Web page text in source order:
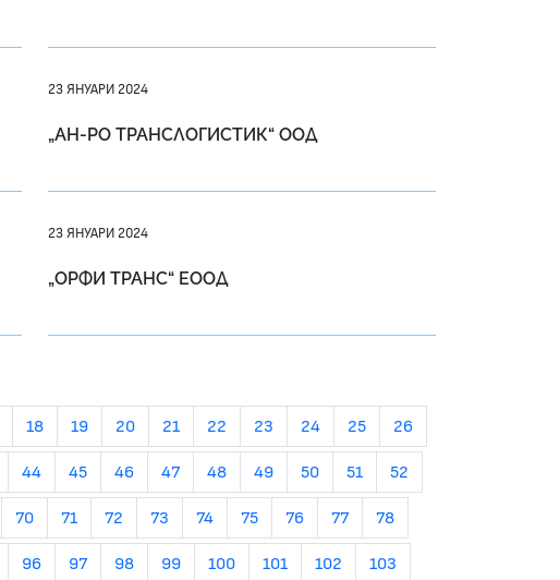
23 ЯНУАРИ 2024
„АН-РО ТРАНСЛОГИСТИК“ ООД
23 ЯНУАРИ 2024
„ОРФИ ТРАНС“ ЕООД
18 19 20 21 22 23 24 25 26
44 45 46 47 48 49 50 51 52
70 71 72 73 74 75 76 77 78
96 97 98 99 100 101 102 103